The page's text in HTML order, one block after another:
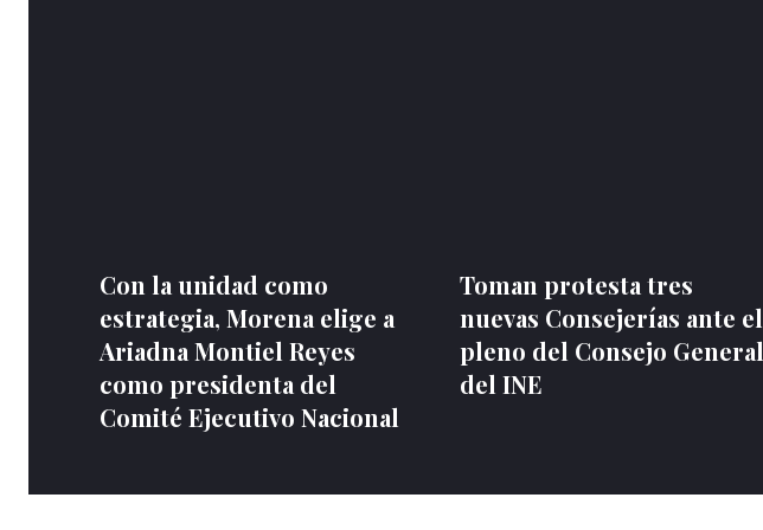
Con la unidad como
estrategia, Morena elige a
Ariadna Montiel Reyes
como presidenta del
Comité Ejecutivo Nacional
Toman protesta tres
nuevas Consejerías ante el
pleno del Consejo General
del INE